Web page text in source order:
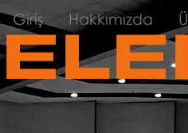
Giriş Hakkımızda